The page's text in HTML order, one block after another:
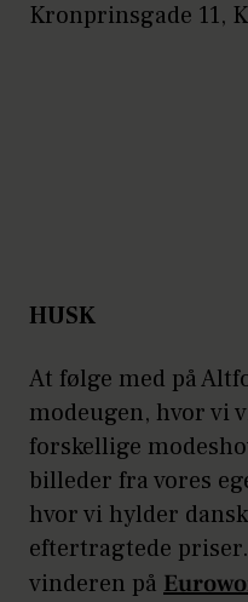
Kronprinsgade 11,
HUSK
At følge med på
modeugen, hvor vi
forskellige
billeder fra vores
hvor vi hylder
eftertragtede
vinderen på